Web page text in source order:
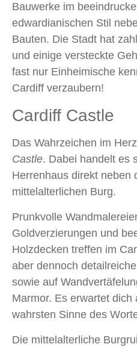
Bauwerke im
edwardianischen Stil
Bauten. Die Stadt hat
und einige versteckte
fast nur Einheimische
Cardiff verzaubern!
Cardiff Castle
Das Wahrzeichen im
Castle. Dabei handelt es
Herrenhaus direkt neben
mittelalterlichen Burg.
Prunkvolle
Goldverzierungen und
Holzdecken treffen im
aber dennoch
sowie auf
Marmor. Es erwartet dich
wahrsten Sinne des
Die mittelalterliche